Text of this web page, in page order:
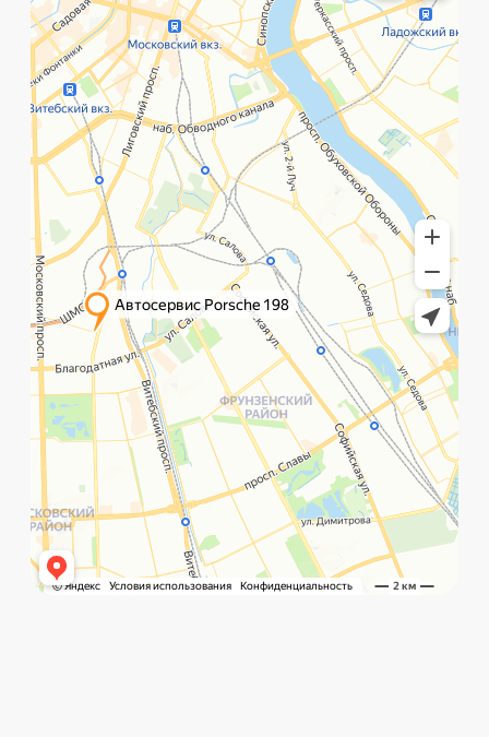
Главная ПозвонитьWhat`s app Контакты Услуги
Политика обработки данных
©️ Porsche 198. Все права защищены 2025
Разработка и маркетинг: Global Code
Санкт-Петербург,
Рощинская улица, 32Е
ПН-ПТ
с 10:00 до 21:00